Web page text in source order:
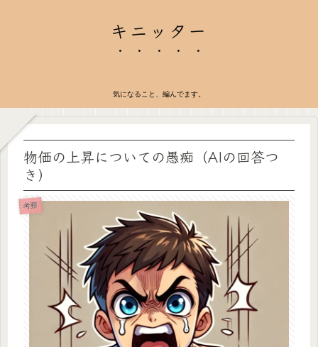
キニッター
気になること、編んでます。
物価の上昇についての愚痴（AIの回答つ
き）
考察